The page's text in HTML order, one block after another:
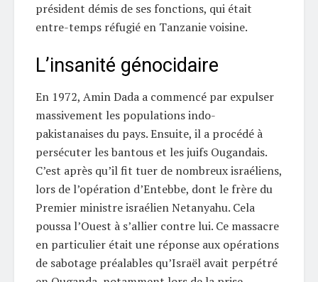
président démis de ses fonctions, qui était
entre-temps réfugié en Tanzanie voisine.
L’insanité génocidaire
En 1972, Amin Dada a commencé par expulser
massivement les populations indo-
pakistanaises du pays. Ensuite, il a procédé à
persécuter les bantous et les juifs Ougandais.
C’est après qu’il fit tuer de nombreux israéliens,
lors de l’opération d’Entebbe, dont le frère du
Premier ministre israélien Netanyahu. Cela
poussa l’Ouest à s’allier contre lui. Ce massacre
en particulier était une réponse aux opérations
de sabotage préalables qu’Israël avait perpétré